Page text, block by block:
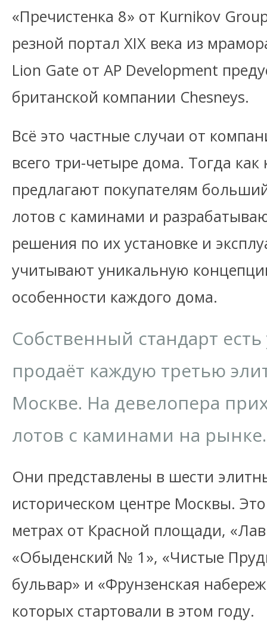
«Пречистенка 8» от Kurnikov
резной портал XIX века из
Lion Gate от AP Development
британской компании Chesneys.
Всё это частные случаи от
всего три-четыре дома. Тогда
предлагают покупателям
лотов с каминами и
решения по их установке и
учитывают уникальную
особенности каждого дома.
Собственный стандарт
продаёт каждую третью
Москве. На девелопера
лотов с каминами на рынке.
Они представлены в шести
историческом центре Москвы.
метрах от Красной площади,
«Обыденский № 1», «Чистые
бульвар» и «Фрунзенская
которых стартовали в этом году.